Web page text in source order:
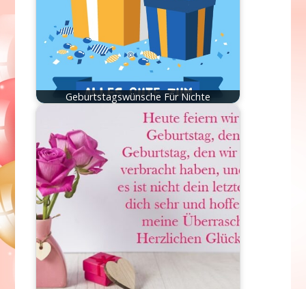
Geburtstagswünsche Für Nichte